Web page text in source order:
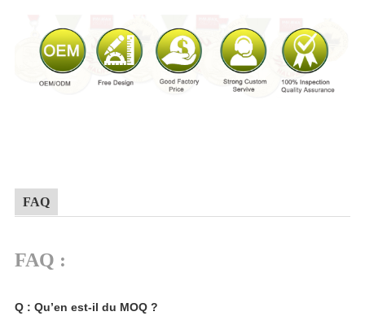
FAQ
FAQ :
Q : Qu’en est-il du MOQ ?